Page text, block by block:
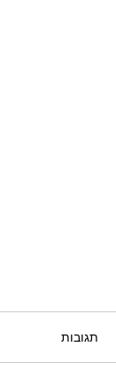
תגובות